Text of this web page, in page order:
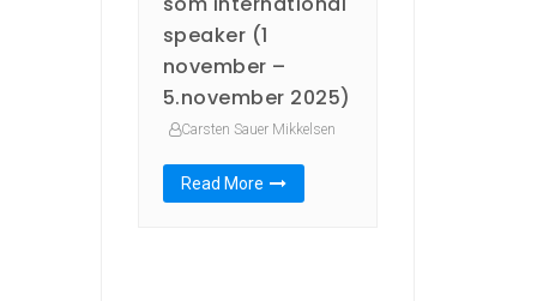
speaker (1
november –
5.november 2025)
Carsten Sauer Mikkelsen
Read More